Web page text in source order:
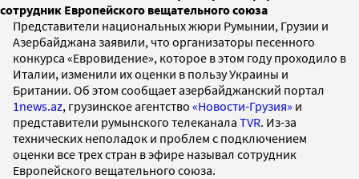
сотрудник Европейского вещательного союза
Представители национальных жюри Румынии, Грузии и
Азербайджана заявили, что организаторы песенного
конкурса «Евровидение», которое в этом году проходило в
Италии, изменили их оценки в пользу Украины и
Британии. Об этом сообщает азербайджанский портал
1news.az, грузинское агентство «Новости-Грузия» и
представители румынского телеканала TVR. Из-за
технических неполадок и проблем с подключением
оценки все трех стран в эфире называл сотрудник
Европейского вещательного союза.